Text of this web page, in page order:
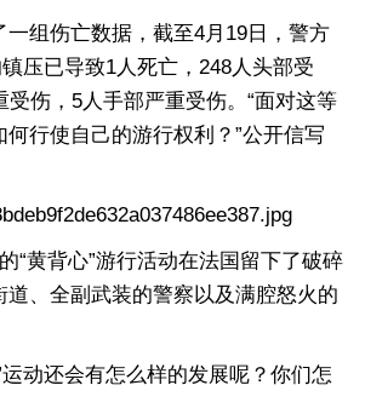
组伤亡数据，截至4月19日，警方
压已导致1人死亡，248人头部受
受伤，5人手部严重受伤。“面对这等
行使自己的游行权利？”公开信写
黄背心”游行活动在法国留下了破碎
道、全副武装的警察以及满腔怒火的
动还会有怎么样的发展呢？你们怎